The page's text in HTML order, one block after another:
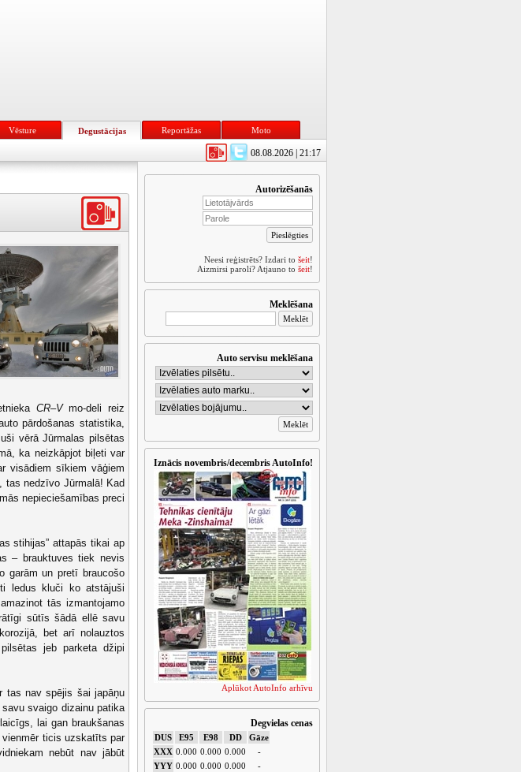
Vēsture Degustācijas Reportāžas Moto
08.08.2026 | 21:17
CR–Vmo-deli reiz
pārdošanas statistika,
vērā Jūrmalas pilsētas
ka neizkāpjot biļeti var
visādiem sīkiem vāģiem
tas nedzīvo Jūrmalā! Kad
nepieciešamības preci
stihijas” attapās tikai ap
– brauktuves tiek nevis
garām un pretī braucošo
ledus kluči ko atstājuši
tās izmantojamo
sūtīs šādā ellē savu
bet arī nolauztos
jeb parketa džipi
tas nav spējis šai japāņu
savu svaigo dizainu patika
lai gan braukšanas
vienmēr ticis uzskatīts par
nebūt nav jābūt
Autorizēšanās
Neesi reģistrēts? Izdari to šeit!
Aizmirsi paroli? Atjauno to šeit!
Meklēšana
Auto servisu meklēšana
Iznācis novembris/decembris AutoInfo!
Aplūkot AutoInfo arhīvu
Degvielas cenas
DUS E95 E98 DD
Gāze
XXX 0.000 0.000 0.000
-
YYY 0.000 0.000 0.000
-